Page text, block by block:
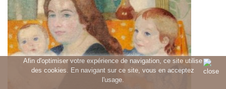
Afin d'optimiser votre expérience de navigation, ce site utilise
des cookies. En navigant sur ce site, vous en acceptez
l'usage.